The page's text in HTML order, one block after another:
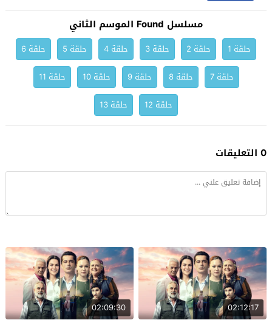
مسلسل Found الموسم الثاني
حلقة 1 حلقة 2 حلقة 3 حلقة 4 حلقة 5
حلقة 6
حلقة 7
حلقة 8 حلقة 9 حلقة 10
حلقة 11
حلقة 12
حلقة 13
0 التعليقات
02:12:17
02:09:30